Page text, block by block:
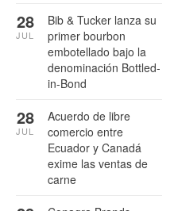
Bib & Tucker lanza su
primer bourbon
embotellado bajo la
denominación Bottled-
in-Bond
28
JUL
Acuerdo de libre
comercio entre
Ecuador y Canadá
exime las ventas de
carne
28
JUL